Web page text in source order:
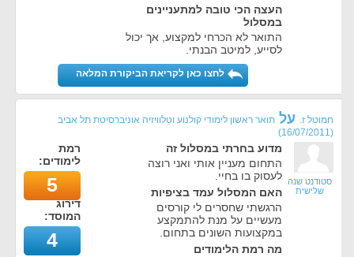
העצה הכי טובה למתעניינים
במסלול
התואר לא הכרחי למקצוע, אך יכול
לסייע, למיטב הבנתי.
לחצו כאן לקריאת הביקורת המלאה
חמוטל ז. על תואר ראשון לימודי קולנוע וטלוויזיה אוניברסיטת תל אביב
(
16/07/2011
)
סטודנט שנה
שלישית
מדוע בחרתי במסלול זה
התחום מעניין אותי ואני רוצה
לעסוק בו בחיי.
האם המסלול עמד בציפיות
הרגשתי שחסרים לי קורסים
מעשיים על מנת להתמקצע
במקצועות השונים בתחום.
מה רמת הלימודים
רמת
לימודים:
5
דירוג
המוסד:
4